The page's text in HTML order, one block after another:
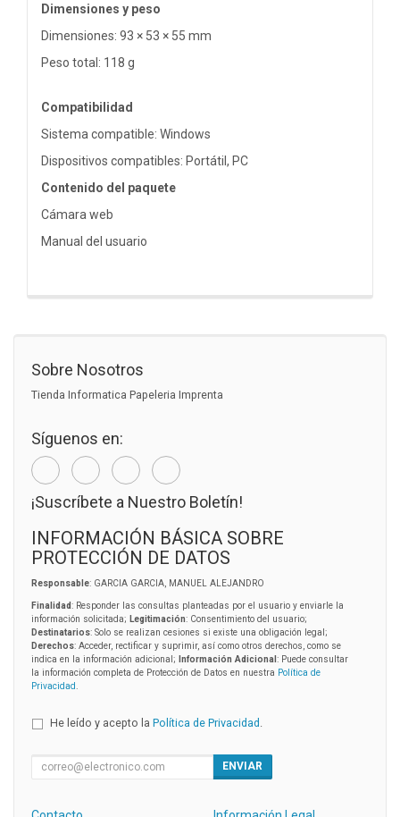
Dimensiones y peso
Dimensiones: 93 × 53 × 55 mm
Peso total: 118 g
Compatibilidad
Sistema compatible: Windows
Dispositivos compatibles: Portátil, PC
Contenido del paquete
Cámara web
Manual del usuario
Sobre Nosotros
Tienda Informatica Papeleria Imprenta
Síguenos en:
¡Suscríbete a Nuestro Boletín!
INFORMACIÓN BÁSICA SOBRE
PROTECCIÓN DE DATOS
Responsable: GARCIA GARCIA, MANUEL ALEJANDRO
Finalidad: Responder las consultas planteadas por el usuario y enviarle la
información solicitada; Legitimación: Consentimiento del usuario;
Destinatarios: Solo se realizan cesiones si existe una obligación legal;
Derechos: Acceder, rectificar y suprimir, así como otros derechos, como se
indica en la información adicional;
Información Adicional : Puede consultar
la información completa de Protección de Datos en nuestra Política de
Privacidad
He leído y acepto la Política de Privacidad
ENVIAR